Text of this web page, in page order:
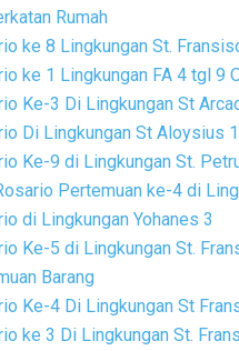
Rumah
ke 8 Lingkungan St.
ke 1 Lingkungan FA 4 tgl 9
Ke-3 Di Lingkungan St
Di Lingkungan St Aloysius 1
Ke-9 di Lingkungan St.
Pertemuan ke-4 di
di Lingkungan Yohanes 3
Ke-5 di Lingkungan St.
Barang
Ke-4 Di Lingkungan St
ke 3 Di Lingkungan St.